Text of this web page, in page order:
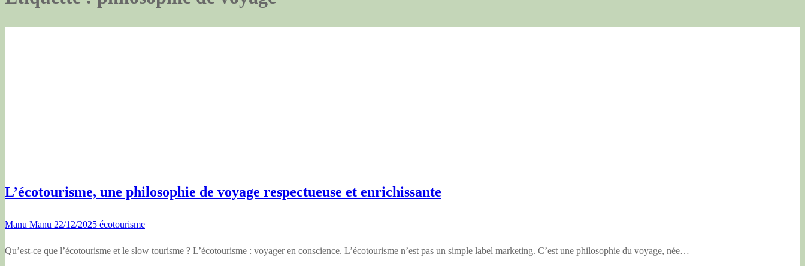
L’écotourisme, une philosophie de voyage respectueuse et enrichissante
Manu Manu 22/12/2025 écotourisme
Qu’est-ce que l’écotourisme et le slow tourisme ? L’écotourisme : voyager en conscience. L’écotourisme n’est pas un simple label marketing. C’est une philosophie du voyage, née…